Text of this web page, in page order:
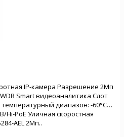
IP-камера Разрешение 2Мп
Smart видеоаналитика Слот
диапазон: -60°C…
Hi-PoE Уличная скоростная
AEL 2Мп..